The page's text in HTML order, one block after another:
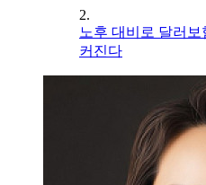
2.
노후 대비로 달러
커진다